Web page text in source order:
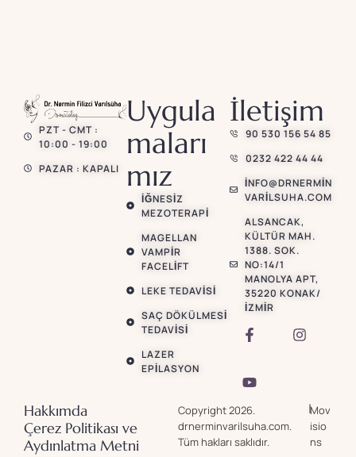
PZT - CMT :
10:00 - 19:00
PAZAR : KAPALI
Uygula
maları
mız
İĞNESIZ
MEZOTERAPI
MAGELLAN
VAMPIR
FACELIFT
LEKE TEDAVISI
SAÇ DÖKÜLMESI
TEDAVISI
LAZER
EPILASYON
İletişim
90 530 156 54 85
0232 422 44 44
INFO@DRNERMIN
VARILSUHA.COM
ALSANCAK,
KÜLTÜR MAH.
1388. SOK.
NO:14/1
MANOLYA APT,
35220 KONAK/
İZMIR
Hakkımda
Çerez Politikası ve
Aydınlatma Metni
Copyright 2026.
drnerminvarilsuha.com.
Tüm hakları saklıdır.
|Mov
isio
ns